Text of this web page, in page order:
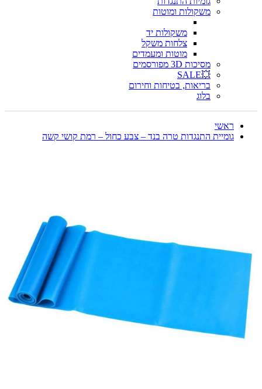
משקולות ומוטות
משקולות יד
צלחות משקל
מוטות ומעמדים
מסיכות 3D מפורסמים
💥SALE
בריאות, בטיחות וחירום
בלוג
ראשי
גומיית התנגדות טרה בנד – צבע כחול – רמת קושי קשה